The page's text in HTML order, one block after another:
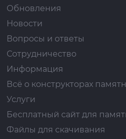
Обновления
Новости
Вопросы и ответы
Сотрудничество
Информация
Всё о конструкторах
Услуги
Бесплатный сайт для
Файлы для скачивания